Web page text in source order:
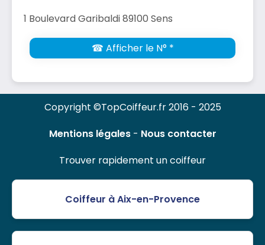
1 Boulevard Garibaldi 89100 Sens
☎ Afficher le N° *
Copyright ©TopCoiffeur.fr 2016 - 2025
Mentions légales- Nous contacter
Trouver rapidement un coiffeur
Coiffeur à Aix-en-Provence